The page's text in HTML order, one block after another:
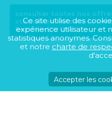
consulter toutes nos
stationnements sur la
Restitue (02130)
Ce site utilise des
expérience utilisateur et
statistiques anonymes.
et notre charte de
Accepter les